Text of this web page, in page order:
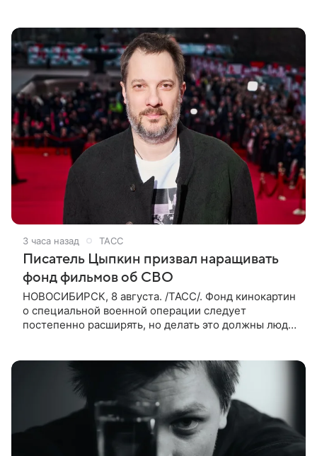
3 часа назад ТАСС
Писатель Цыпкин призвал наращивать
фонд фильмов об СВО
НОВОСИБИРСК, 8 августа. /ТАСС/. Фонд кинокартин
о специальной военной операции следует
постепенно расширять, но делать это должны люди,